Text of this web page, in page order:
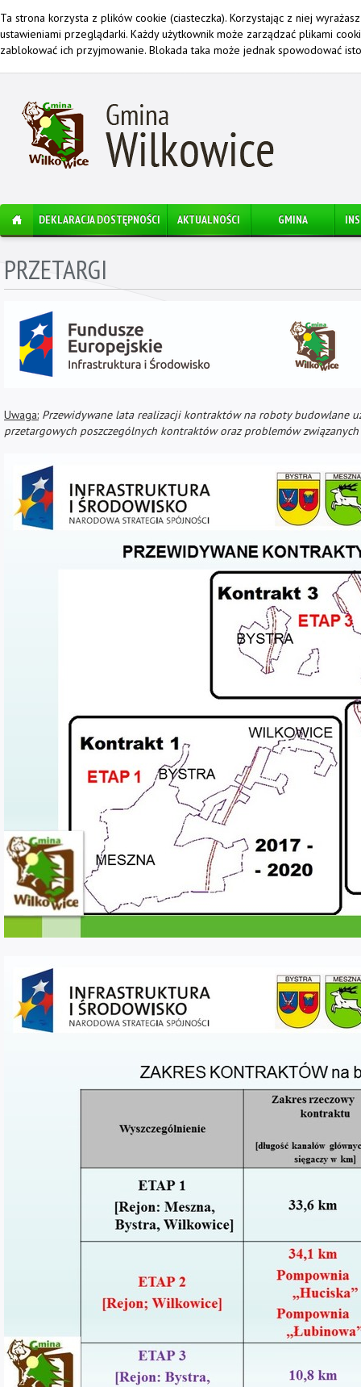
Ta strona korzysta z plików cookie (ciasteczka). Korzystając z niej
ustawieniami przeglądarki. Każdy użytkownik może zarządzać plikami
zablokować ich przyjmowanie. Blokada taka może jednak spowodować
DEKLARACJA DOSTĘPNOŚCI AKTUALNOŚCI GMINA
PRZETARGI
Uwaga: Przewidywane lata realizacji kontraktów na roboty budowlane
przetargowych poszczególnych kontraktów oraz problemów